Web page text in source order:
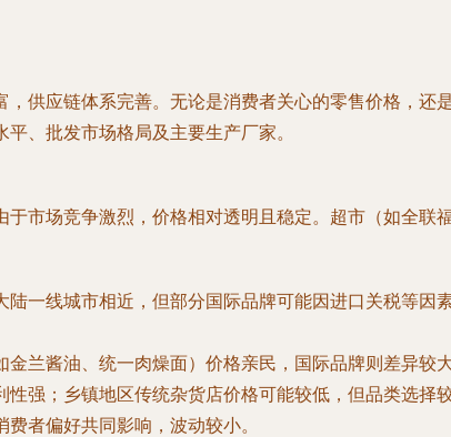
供应链体系完善。无论是消费者关心的零售价格，
、批发市场格局及主要生产厂家。
市场竞争激烈，价格相对透明且稳定。超市（如全
一线城市相近，但部分国际品牌可能因进口关税等因
兰酱油、统一肉燥面）价格亲民，国际品牌则差异较大
强；乡镇地区传统杂货店价格可能较低，但品类选择较
者偏好共同影响，波动较小。